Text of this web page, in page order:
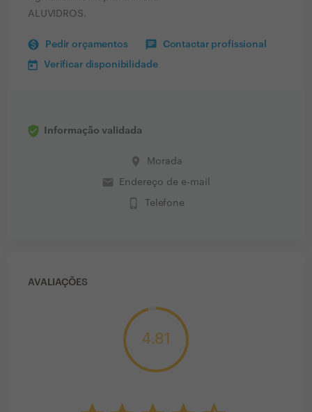
ALUVIDROS.
Pedir orçamentos Contactar profissional
Verificar disponibilidade
Informação validada
place Morada
email Endereço de e-mail
phone_iphone Telefone
AVALIAÇÕES
4.81